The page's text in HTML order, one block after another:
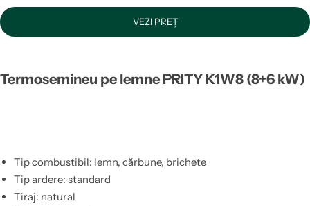
VEZI PREȚ
Termosemineu pe lemne PRITY K1W8 (8+6 kW)
Tip combustibil: lemn, cărbune, brichete
Tip ardere: standard
Tiraj: natural